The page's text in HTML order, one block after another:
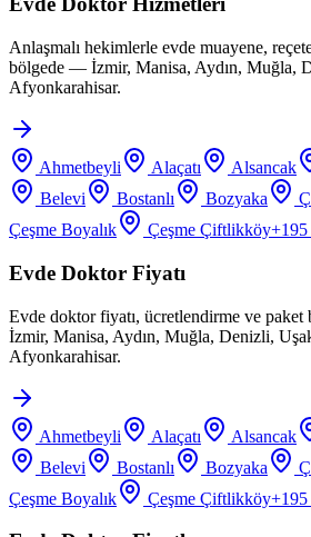
Anlaşmalı hekimlerle evde muayene,
bölgede — İzmir, Manisa, Aydın, Muğla,
Afyonkarahisar.
Ahmetbeyli Alaçatı Alsancak
Belevi
Bostanlı Bozyaka
Çeşme Boyalık
Çeşme Çiftlikköy+195
Evde Doktor Fiyatı
Evde doktor fiyatı, ücretlendirme ve
İzmir, Manisa, Aydın, Muğla, Denizli,
Afyonkarahisar.
Ahmetbeyli Alaçatı Alsancak
Belevi
Bostanlı Bozyaka
Çeşme Boyalık
Çeşme Çiftlikköy+195